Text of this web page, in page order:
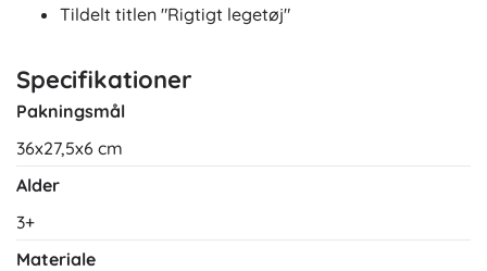
Tildelt titlen "Rigtigt legetøj"
Specifikationer
Pakningsmål
36x27,5x6 cm
Alder
3+
Materiale